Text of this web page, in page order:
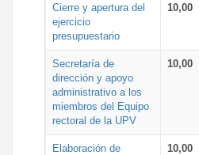
Cierre y apertura del
ejercicio
presupuestario
10,00
Secretaría de
dirección y apoyo
administrativo a los
miembros del Equipo
rectoral de la UPV
10,00
Elaboración de
10,00